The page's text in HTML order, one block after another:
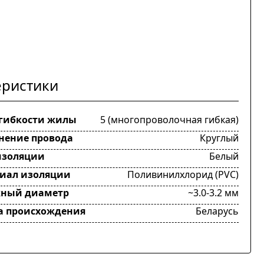
жилы
5 (многопроволочная гибкая)
провода
Круглый
Белый
изоляции
Поливинилхлорид (PVC)
диаметр
~3.0-3.2 мм
происхождения
Беларусь